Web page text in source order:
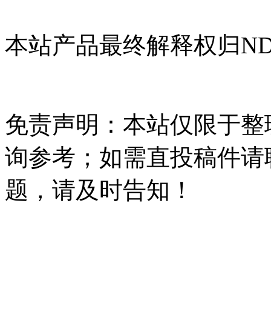
本站产品最终解释权归
免责声明：本站仅限于
询参考；如需直投稿件
题，请及时告知！